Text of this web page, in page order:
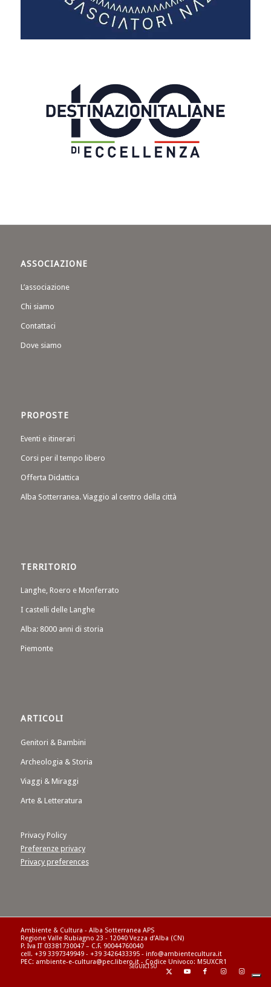
ASSOCIAZIONE
L’associazione
Chi siamo
Contattaci
Dove siamo
PROPOSTE
Eventi e itinerari
Corsi per il tempo libero
Offerta Didattica
Alba Sotterranea. Viaggio al centro della città
TERRITORIO
Langhe, Roero e Monferrato
I castelli delle Langhe
Alba: 8000 anni di storia
Piemonte
ARTICOLI
Genitori & Bambini
Archeologia & Storia
Viaggi & Miraggi
Arte & Letteratura
Privacy Policy
Preferenze privacy
Privacy preferences
Ambiente & Cultura - Alba Sotterranea APS
Regione Valle Rubiagno 23 - 12040 Vezza d’Alba (CN)
P. Iva IT 03381730047 – C.F. 90044760040
cell. +39 3397349949 - +39 3426433395 - info@ambientecultura.it
PEC: ambiente-e-cultura@pec.libero.it - Codice Univoco: M5UXCR1